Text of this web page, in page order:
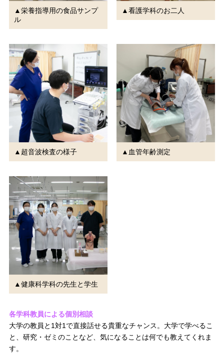
▲栄養指導用の食品サンプ
ル
▲看護学科のお二人
▲超音波検査の様子 ▲血管年齢測定
▲健康科学科の先生と学生
各学科教員による個別相談
大学の教員と1対1で直接話せる貴重なチャンス。大学で学べるこ
と、研究・ゼミのことなど、気になることは何でも教えてくれま
す。